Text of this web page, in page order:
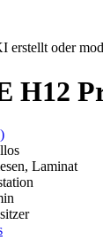
erstellt oder
H12
Laminat